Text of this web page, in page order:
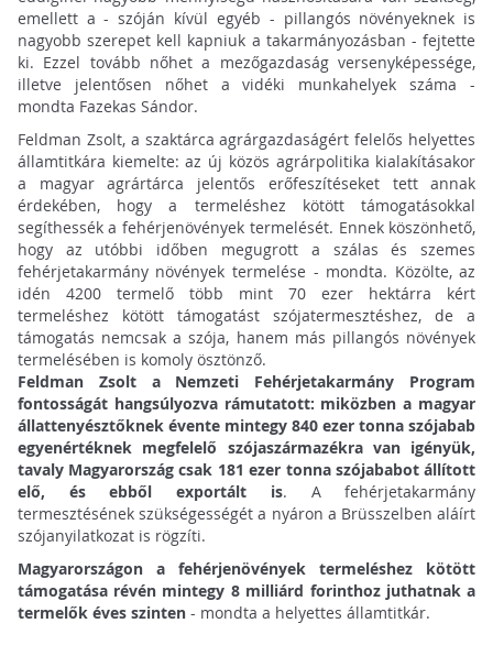
emellett a - szóján kívül egyéb - pillangós növényeknek is
nagyobb szerepet kell kapniuk a takarmányozásban - fejtette
ki. Ezzel tovább nőhet a mezőgazdaság versenyképessége,
illetve jelentősen nőhet a vidéki munkahelyek száma -
mondta Fazekas Sándor.
Feldman Zsolt, a szaktárca agrárgazdaságért felelős helyettes
államtitkára kiemelte: az új közös agrárpolitika kialakításakor
a magyar agrártárca jelentős erőfeszítéseket tett annak
érdekében, hogy a termeléshez kötött támogatásokkal
segíthessék a fehérjenövények termelését. Ennek köszönhető,
hogy az utóbbi időben megugrott a szálas és szemes
fehérjetakarmány növények termelése - mondta. Közölte, az
idén 4200 termelő több mint 70 ezer hektárra kért
termeléshez kötött támogatást szójatermesztéshez, de a
támogatás nemcsak a szója, hanem más pillangós növények
termelésében is komoly ösztönző.
Feldman Zsolt a Nemzeti Fehérjetakarmány Program
fontosságát hangsúlyozva rámutatott: miközben a magyar
állattenyésztőknek évente mintegy 840 ezer tonna szójabab
egyenértéknek megfelelő szójaszármazékra van igényük,
tavaly Magyarország csak 181 ezer tonna szójababot állított
elő, és ebből exportált is. A fehérjetakarmány
termesztésének szükségességét a nyáron a Brüsszelben aláírt
szójanyilatkozat is rögzíti.
Magyarországon a fehérjenövények termeléshez kötött
támogatása révén mintegy 8 milliárd forinthoz juthatnak a
termelők éves szinten- mondta a helyettes államtitkár.